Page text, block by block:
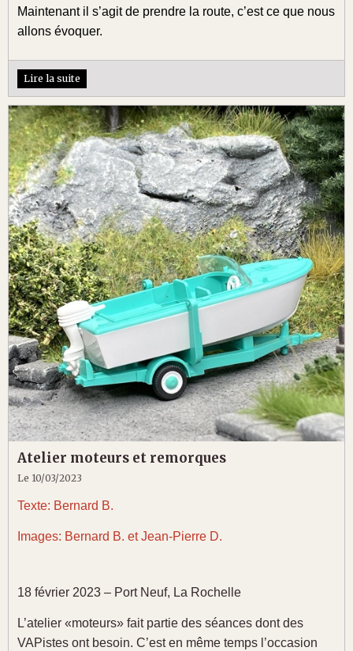
Maintenant il s’agit de prendre la route, c’est ce que nous
allons évoquer.
Lire la suite
Atelier moteurs et remorques
Le 10/03/2023
Texte: Bernard B.
Images: Bernard B. et Jean-Pierre D.
18 février 2023 – Port Neuf, La Rochelle
L’atelier «moteurs» fait partie des séances dont des
VAPistes ont besoin. C’est en même temps l’occasion